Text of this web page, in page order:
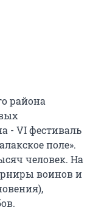
района
- VI фестиваль
поле».
человек. На
воинов и